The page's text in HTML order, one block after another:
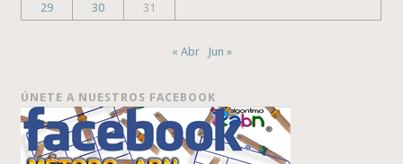
29
30 31
« Abr Jun »
ÚNETE A NUESTROS FACEBOOK